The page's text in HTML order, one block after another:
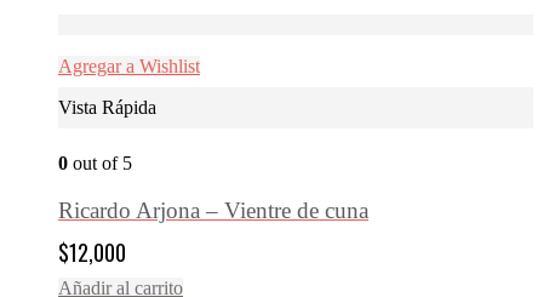
Agregar a Wishlist
Vista Rápida
0 out of 5
Ricardo Arjona – Vientre de cuna
$12,000
Añadir al carrito